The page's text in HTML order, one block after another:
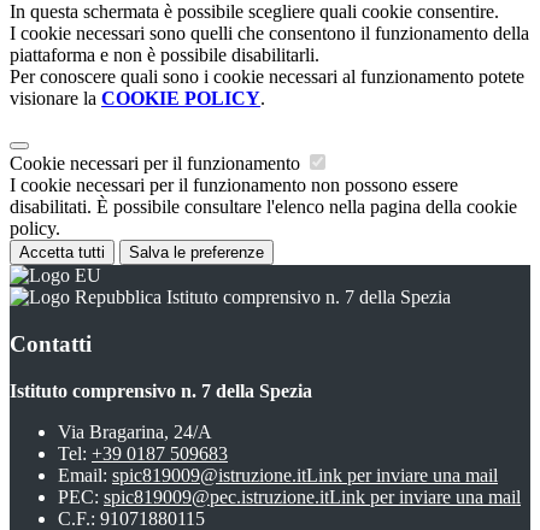
In questa schermata è possibile scegliere quali cookie consentire.
I cookie necessari sono quelli che consentono il funzionamento della
piattaforma e non è possibile disabilitarli.
Per conoscere quali sono i cookie necessari al funzionamento potete
visionare la COOKIE POLICY.
Cookie necessari per il funzionamento
I cookie necessari per il funzionamento non possono essere
disabilitati. È possibile consultare l'elenco nella pagina della cookie
policy.
Accetta tutti Salva le preferenze
Istituto comprensivo n. 7 della Spezia
Contatti
Istituto comprensivo n. 7 della Spezia
Via Bragarina, 24/A
Tel: +39 0187 509683
Email: spic819009@istruzione.itLink per inviare una mail
PEC: spic819009@pec.istruzione.itLink per inviare una mail
C.F.: 91071880115